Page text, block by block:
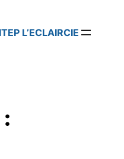
L’ECLAIRCIE